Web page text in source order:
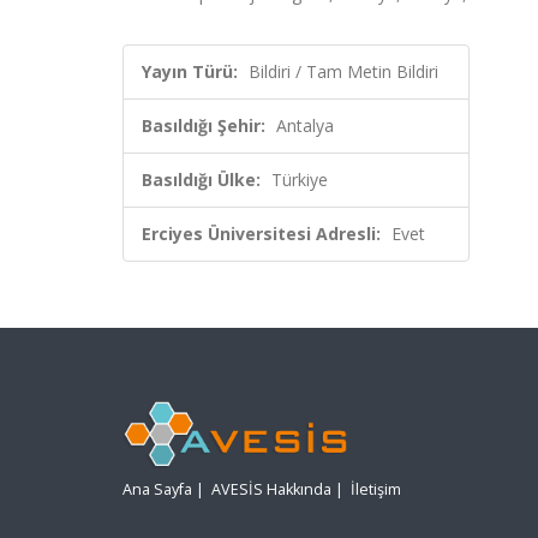
Yayın Türü: Bildiri / Tam Metin Bildiri
Basıldığı Şehir: Antalya
Basıldığı Ülke: Türkiye
Erciyes Üniversitesi Adresli: Evet
Ana Sayfa | AVESİS Hakkında | İletişim